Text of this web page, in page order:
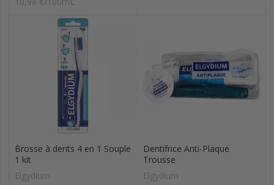
Brosse à dents 4 en 1 Souple
1 kit
Elgydium
Dentifrice Anti-Plaque
Trousse
Elgydium